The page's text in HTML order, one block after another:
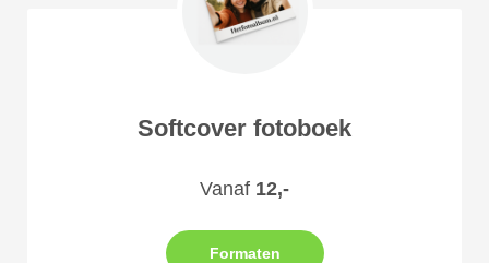
Softcover fotoboek
Vanaf 12,-
Formaten